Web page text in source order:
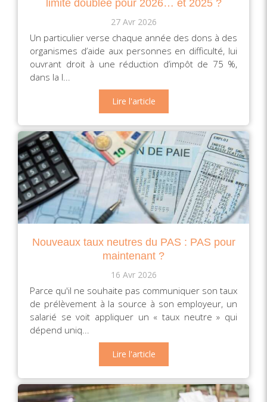
limite doublée pour 2026… et 2025 ?
27 Avr 2026
Un particulier verse chaque année des dons à des
organismes d’aide aux personnes en difficulté, lui
ouvrant droit à une réduction d’impôt de 75 %,
dans la l...
Lire l'article
Nouveaux taux neutres du PAS : PAS pour
maintenant ?
16 Avr 2026
Parce qu'il ne souhaite pas communiquer son taux
de prélèvement à la source à son employeur, un
salarié se voit appliquer un « taux neutre » qui
dépend uniq...
Lire l'article